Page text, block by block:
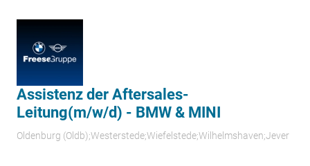
Assistenz der Aftersales-
Leitung(m/w/d) - BMW & MINI
Oldenburg (Oldb);Westerstede;Wiefelstede;Wilhelmshaven;Jever